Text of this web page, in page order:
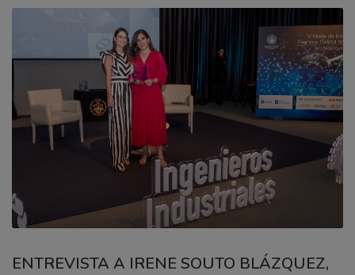
ENTREVISTA A IRENE SOUTO BLÁZQUEZ,